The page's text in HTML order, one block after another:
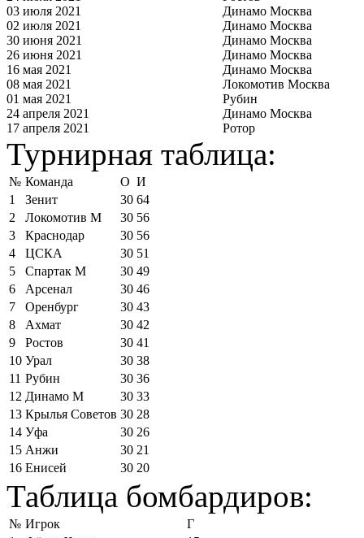
03 июля 2021
Динамо Москва
02 июля 2021
Динамо Москва
30 июня 2021
Динамо Москва
26 июня 2021
Динамо Москва
16 мая 2021
Динамо Москва
08 мая 2021
Локомотив Москва
01 мая 2021
Рубин
24 апреля 2021
Динамо Москва
17 апреля 2021
Ротор
Турнирная таблица:
№ Команда О И
1
Зенит 30 64
2
Локомотив М 30 56
3
Краснодар 30 56
4
ЦСКА 30 51
5
Спартак М 30 49
6
Арсенал 30 46
7
Оренбург 30 43
8
Ахмат 30 42
9
Ростов 30 41
10 Урал 30 38
11 Рубин 30 36
12 Динамо М 30 33
13 Крылья Советов 30 28
14 Уфа 30 26
15 Анжи 30 21
16 Енисей 30 20
Таблица бомбардиров:
№ Игрок
Г